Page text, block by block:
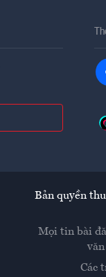
Bản quyền
Mọi tin bài
Các